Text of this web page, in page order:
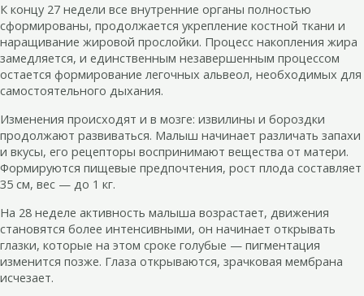
К концу 27 недели все внутренние органы полностью
сформированы, продолжается укрепление костной ткани и
наращивание жировой прослойки. Процесс накопления жира
замедляется, и единственным незавершенным процессом
остается формирование легочных альвеол, необходимых для
самостоятельного дыхания.
Изменения происходят и в мозге: извилины и бороздки
продолжают развиваться. Малыш начинает различать запахи
и вкусы, его рецепторы воспринимают вещества от матери.
Формируются пищевые предпочтения, рост плода составляет
35 см, вес — до 1 кг.
На 28 неделе активность малыша возрастает, движения
становятся более интенсивными, он начинает открывать
глазки, которые на этом сроке голубые — пигментация
изменится позже. Глаза открываются, зрачковая мембрана
исчезает.